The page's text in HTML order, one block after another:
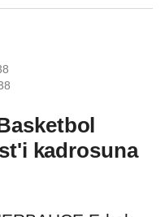
kadrosuna